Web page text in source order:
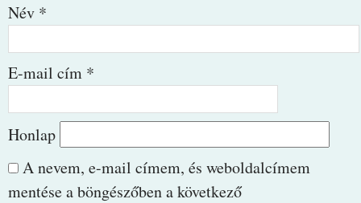
Név *
E-mail cím *
Honlap
A nevem, e-mail címem, és weboldalcímem
mentése a böngészőben a következő